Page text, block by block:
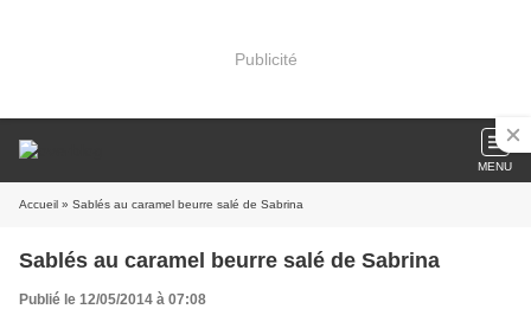
Publicité
MENU
Accueil » Sablés au caramel beurre salé de Sabrina
Sablés au caramel beurre salé de Sabrina
Publié le 12/05/2014 à 07:08